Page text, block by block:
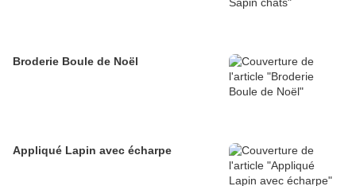
Broderie Boule de Noël
Appliqué Lapin avec écharpe